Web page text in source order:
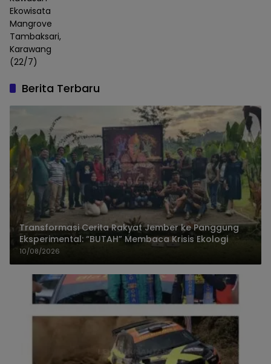
Ekowisata
Mangrove
Tambaksari,
Karawang
(22/7)
Berita Terbaru
Transformasi Cerita Rakyat Jember ke Panggung
Eksperimental: “BUTAH” Membaca Krisis Ekologi
10/08/2026